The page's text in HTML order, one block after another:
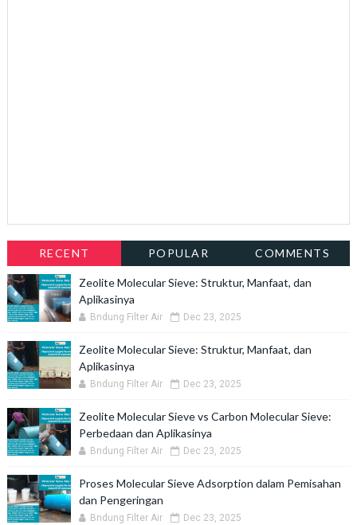
RECENT POPULAR COMMENTS
Zeolite Molecular Sieve: Struktur, Manfaat, dan
Aplikasinya
Bndung Filter Air Dec 23, 2025
Zeolite Molecular Sieve: Struktur, Manfaat, dan
Aplikasinya
Bndung Filter Air Dec 23, 2025
Zeolite Molecular Sieve vs Carbon Molecular Sieve:
Perbedaan dan Aplikasinya
Bndung Filter Air Dec 23, 2025
Proses Molecular Sieve Adsorption dalam Pemisahan
dan Pengeringan
Bndung Filter Air Dec 23, 2025